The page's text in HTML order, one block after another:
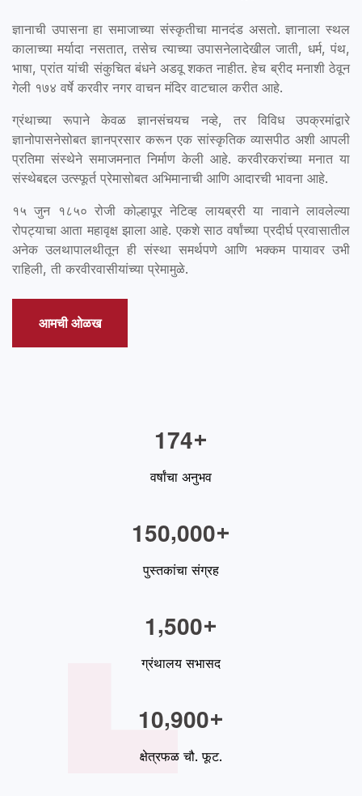
ज्ञानाची उपासना हा समाजाच्या संस्कृतीचा मानदंड असतो. ज्ञानाला स्थल
कालाच्या मर्यादा नसतात, तसेच त्याच्या उपासनेलादेखील जाती, धर्म, पंथ,
भाषा, प्रांत यांची संकुचित बंधने अडवू शकत नाहीत. हेच ब्रीद मनाशी ठेवून
गेली १७४ वर्षे करवीर नगर वाचन मंदिर वाटचाल करीत आहे.
ग्रंथाच्या रूपाने केवळ ज्ञानसंचयच नव्हे, तर विविध उपक्रमांद्वारे
ज्ञानोपासनेसोबत ज्ञानप्रसार करून एक सांस्कृतिक व्यासपीठ अशी आपली
प्रतिमा संस्थेने समाजमनात निर्माण केली आहे. करवीरकरांच्या मनात या
संस्थेबद्दल उत्स्फूर्त प्रेमासोबत अभिमानाची आणि आदारची भावना आहे.
१५ जुन १८५० रोजी कोल्हापूर नेटिव्ह लायब्ररी या नावाने लावलेल्या
रोपट्याचा आता महावृक्ष झाला आहे. एकशे साठ वर्षांच्या प्रदीर्घ प्रवासातील
अनेक उलथापालथीतून ही संस्था समर्थपणे आणि भक्कम पायावर उभी
राहिली, ती करवीरवासीयांच्या प्रेमामुळे.
आमची ओळख
174+
वर्षांचा अनुभव
150,000+
पुस्तकांचा संग्रह
1,500+
ग्रंथालय सभासद
10,900+
क्षेत्रफळ चौ. फूट.